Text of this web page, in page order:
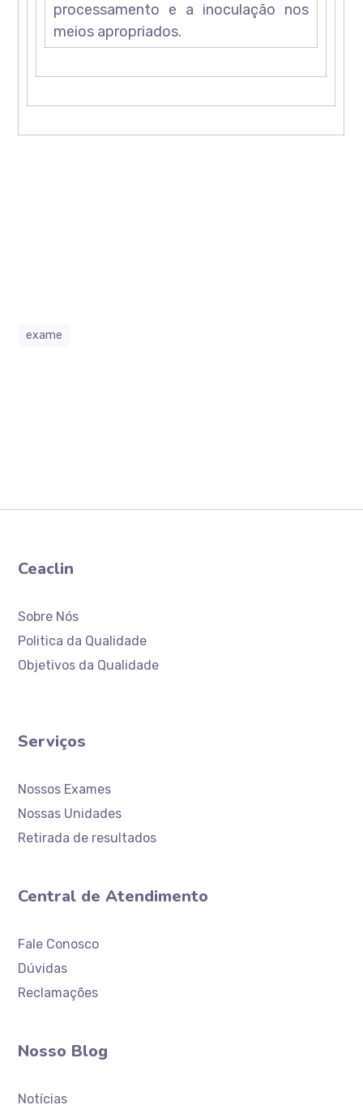
processamento e a inoculação nos
meios apropriados.
exame
Ceaclin
Sobre Nós
Politica da Qualidade
Objetivos da Qualidade
Serviços
Nossos Exames
Nossas Unidades
Retirada de resultados
Central de Atendimento
Fale Conosco
Dúvidas
Reclamações
Nosso Blog
Notícias